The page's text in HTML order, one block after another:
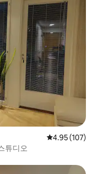
평점 4.95점(5
4.95 (107)
튜디오